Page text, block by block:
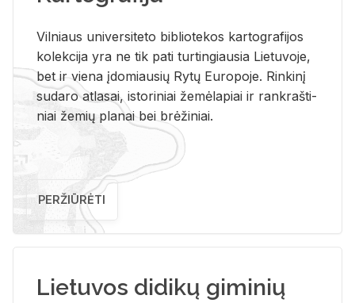
Vil­niaus uni­ver­si­te­to bi­b­lio­te­kos kar­to­gra­fi­jos
ko­lek­ci­ja yra ne tik pati tur­tin­giau­sia Lie­tu­vo­je,
bet ir vie­na įdo­miau­sių Rytų Eu­ro­po­je. Rin­ki­nį
su­da­ro at­la­sai, is­to­ri­niai že­mė­la­piai ir rank­raš­ti­
niai že­mių pla­nai bei brė­ži­niai.
PERŽIŪRĖTI
Lietuvos didikų giminių